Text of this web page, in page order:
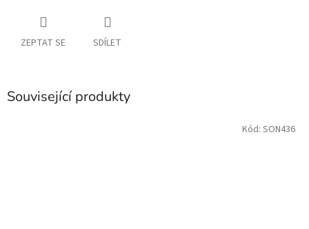
ZEPTAT SE SDÍLET
Související produkty
Kód: SON436